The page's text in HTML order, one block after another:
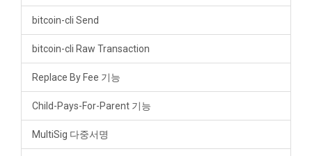
bitcoin-cli Send
bitcoin-cli Raw Transaction
Replace By Fee 기능
Child-Pays-For-Parent 기능
MultiSig 다중서명